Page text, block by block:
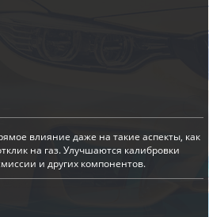
влияние даже на такие аспекты, как
на газ. Улучшаются калибровки
и других компонентов.